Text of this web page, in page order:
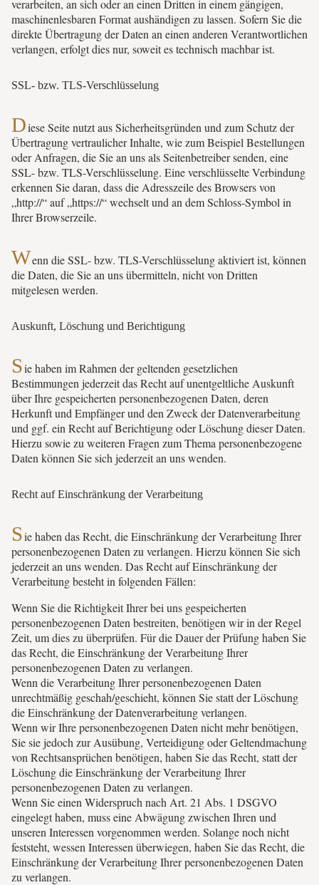
verarbeiten, an sich oder an einen Dritten in einem gängigen,
maschinenlesbaren Format aushändigen zu lassen. Sofern Sie die
direkte Übertragung der Daten an einen anderen Verantwortlichen
verlangen, erfolgt dies nur, soweit es technisch machbar ist.
SSL- bzw. TLS-Verschlüsselung
Diese Seite nutzt aus Sicherheitsgründen und zum Schutz der
Übertragung vertraulicher Inhalte, wie zum Beispiel Bestellungen
oder Anfragen, die Sie an uns als Seitenbetreiber senden, eine
SSL- bzw. TLS-Verschlüsselung. Eine verschlüsselte Verbindung
erkennen Sie daran, dass die Adresszeile des Browsers von
„http://“ auf „https://“ wechselt und an dem Schloss-Symbol in
Ihrer Browserzeile.
Wenn die SSL- bzw. TLS-Verschlüsselung aktiviert ist, können
die Daten, die Sie an uns übermitteln, nicht von Dritten
mitgelesen werden.
Auskunft, Löschung und Berichtigung
Sie haben im Rahmen der geltenden gesetzlichen
Bestimmungen jederzeit das Recht auf unentgeltliche Auskunft
über Ihre gespeicherten personenbezogenen Daten, deren
Herkunft und Empfänger und den Zweck der Datenverarbeitung
und ggf. ein Recht auf Berichtigung oder Löschung dieser Daten.
Hierzu sowie zu weiteren Fragen zum Thema personenbezogene
Daten können Sie sich jederzeit an uns wenden.
Recht auf Einschränkung der Verarbeitung
Sie haben das Recht, die Einschränkung der Verarbeitung Ihrer
personenbezogenen Daten zu verlangen. Hierzu können Sie sich
jederzeit an uns wenden. Das Recht auf Einschränkung der
Verarbeitung besteht in folgenden Fällen:
Wenn Sie die Richtigkeit Ihrer bei uns gespeicherten
personenbezogenen Daten bestreiten, benötigen wir in der Regel
Zeit, um dies zu überprüfen. Für die Dauer der Prüfung haben Sie
das Recht, die Einschränkung der Verarbeitung Ihrer
personenbezogenen Daten zu verlangen.
Wenn die Verarbeitung Ihrer personenbezogenen Daten
unrechtmäßig geschah/geschieht, können Sie statt der Löschung
die Einschränkung der Datenverarbeitung verlangen.
Wenn wir Ihre personenbezogenen Daten nicht mehr benötigen,
Sie sie jedoch zur Ausübung, Verteidigung oder Geltendmachung
von Rechtsansprüchen benötigen, haben Sie das Recht, statt der
Löschung die Einschränkung der Verarbeitung Ihrer
personenbezogenen Daten zu verlangen.
Wenn Sie einen Widerspruch nach Art. 21 Abs. 1 DSGVO
eingelegt haben, muss eine Abwägung zwischen Ihren und
unseren Interessen vorgenommen werden. Solange noch nicht
feststeht, wessen Interessen überwiegen, haben Sie das Recht, die
Einschränkung der Verarbeitung Ihrer personenbezogenen Daten
zu verlangen.